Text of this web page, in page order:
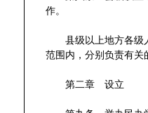
作。
县级以上地方各级人
范围内，分别负责有
第二章 设立